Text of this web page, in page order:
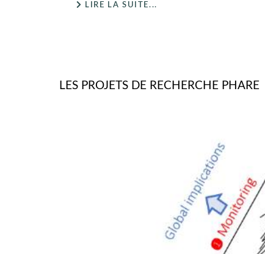
LIRE LA SUITE...
LES PROJETS DE RECHERCHE PHARE